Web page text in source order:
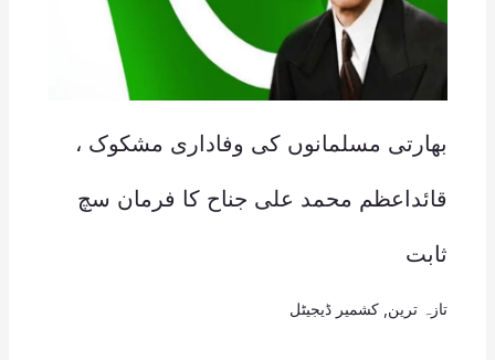
بھارتی مسلمانوں کی وفاداری مشکوک ،
قائداعظم محمد علی جناح کا فرمان سچ
ثابت
تازہ ترین کشمیر ڈیجیٹل